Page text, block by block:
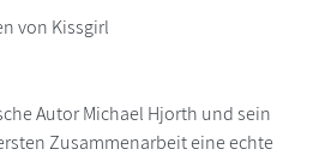
von Kissgirl
Autor Michael Hjorth und sein
Zusammenarbeit eine echte